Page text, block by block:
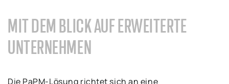
MIT DEM BLICK AUF ERWEITERTE
UNTERNEHMEN
Die PaPM-Lösung richtet sich an eine